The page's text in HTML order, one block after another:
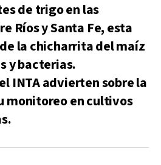
de trigo en las
Ríos y Santa Fe, esta
la chicharrita del maíz
y bacterias.
INTA advierten sobre la
monitoreo en cultivos